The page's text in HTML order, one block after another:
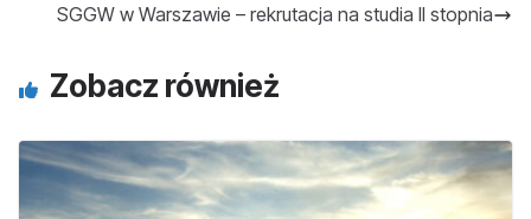
SGGW w Warszawie – rekrutacja na studia II stopnia
Zobacz również